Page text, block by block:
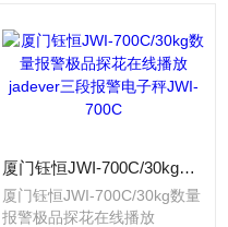
能，用途广泛。 具有重量警
示功能，可设定上限、标准、
下限三段重量警示，并具有一
组记忆功
厦门钰恒JWI-700C/30kg数量报警极品探花在线播放 jadever三段报警电子秤JWI-700C
厦门钰恒JWI-700C/30kg数量
报警极品探花在线播放